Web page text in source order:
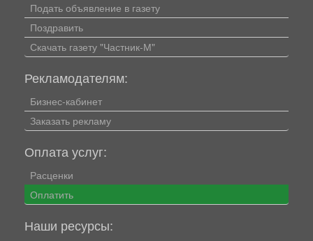
Подать объявление в газету
Поздравить
Скачать газету "Частник-М"
Рекламодателям:
Бизнес-кабинет
Заказать рекламу
Оплата услуг:
Расценки
Оплатить
Наши ресурсы: